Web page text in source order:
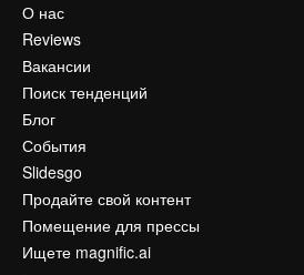
О нас
Reviews
Вакансии
Поиск тенденций
Блог
События
Slidesgo
Продайте свой контент
Помещение для прессы
Ищете magnific.ai